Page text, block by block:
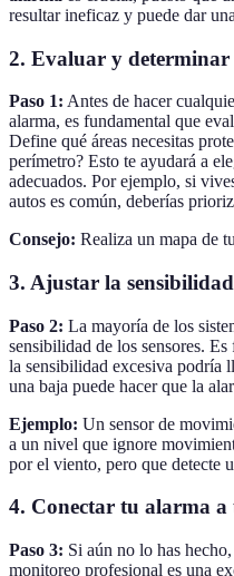
resultar ineficaz y puede dar
2. Evaluar y determinar
Paso 1: Antes de hacer
alarma, es fundamental que
Define qué áreas necesitas
perímetro? Esto te ayudará a
adecuados. Por ejemplo, si
autos es común, deberías
Consejo: Realiza un mapa de
3. Ajustar la sensibilidad
Paso 2: La mayoría de los
sensibilidad de los sensores.
la sensibilidad excesiva podría
una baja puede hacer que la
Ejemplo: Un sensor de
a un nivel que ignore
por el viento, pero que detecte
4. Conectar tu alarma a
Paso 3: Si aún no lo has
monitoreo profesional es una